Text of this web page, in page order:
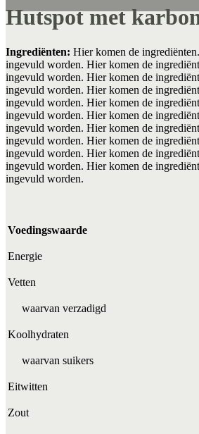
Hutspot met
Ingrediënten: Hier komen de
ingevuld worden. Hier komen de
ingevuld worden. Hier komen de
ingevuld worden. Hier komen de
ingevuld worden. Hier komen de
ingevuld worden. Hier komen de
ingevuld worden. Hier komen de
ingevuld worden. Hier komen de
ingevuld worden. Hier komen de
ingevuld worden. Hier komen de
ingevuld worden.
Voedingswaarde
Energie
Vetten
waarvan verzadigd
Koolhydraten
waarvan suikers
Eitwitten
Zout